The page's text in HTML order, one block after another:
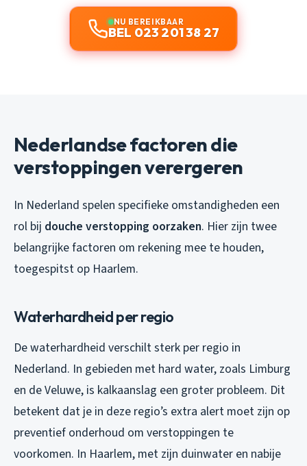
NU BEREIKBAAR
BEL 023 201 38 27
Nederlandse factoren die
verstoppingen verergeren
In Nederland spelen specifieke omstandigheden een
rol bij douche verstopping oorzaken. Hier zijn twee
belangrijke factoren om rekening mee te houden,
toegespitst op Haarlem.
Waterhardheid per regio
De waterhardheid verschilt sterk per regio in
Nederland. In gebieden met hard water, zoals Limburg
en de Veluwe, is kalkaanslag een groter probleem. Dit
betekent dat je in deze regio’s extra alert moet zijn op
preventief onderhoud om verstoppingen te
voorkomen. In Haarlem, met zijn duinwater en nabije